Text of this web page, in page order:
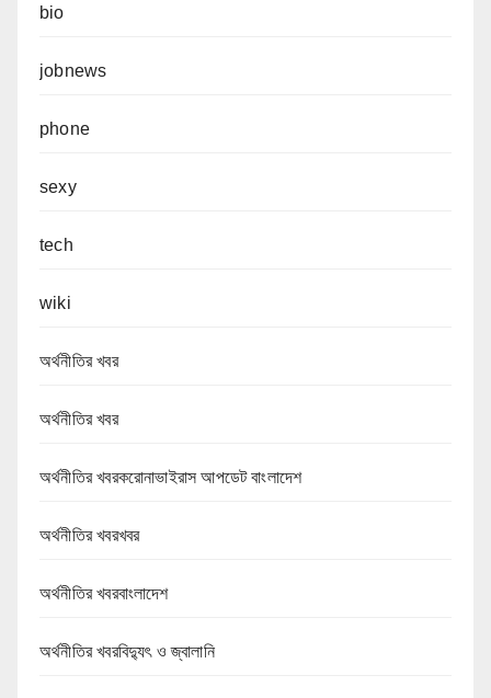
bio
jobnews
phone
sexy
tech
wiki
অর্থনীতির খবর
অর্থনীতির খবর
অর্থনীতির খবরকরোনাভাইরাস আপডেট বাংলাদেশ
অর্থনীতির খবরখবর
অর্থনীতির খবরবাংলাদেশ
অর্থনীতির খবরবিদ্যুৎ ও জ্বালানি